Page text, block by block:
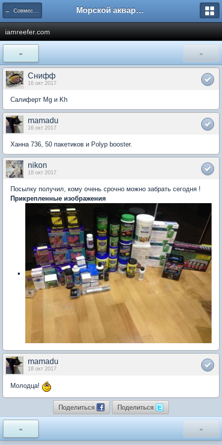
← Совместные закупки Морской аквариум. Форумы ReefCentral.ru
iamreefer.com
« »
Снифф
16 окт 2017
Салиферт Mg и Kh
mamadu
16 окт 2017
Ханна 736, 50 пакетиков и Polyp booster.
nikon
18 окт 2017
Посылку получил, кому очень срочно можно забрать сегодня !
Прикрепленные изображения
mamadu
18 окт 2017
Молодца!
Поделиться Поделиться
« »